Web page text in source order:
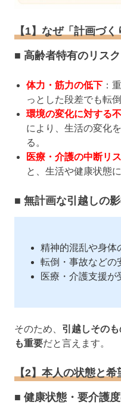
【1】なぜ「計画づ
■ 高齢者特有のリスク
体力・筋力の低下 ：
っとした段差でも転
環境の変化に対する
により、生活の変化
る。
医療・介護の中断リ
と、生活や健康状態
■ 無計画な引越しの
精神的混乱や身体
転倒・事故などの
医療・介護支援が
そのため、 引越しその
も重要だと言えます。
【2】本人の状態と
■ 健康状態・要介護